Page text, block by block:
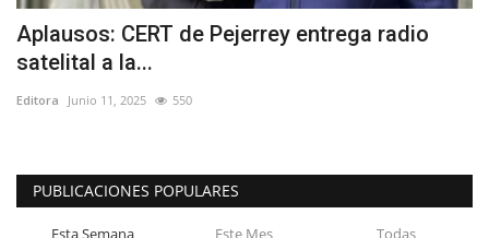
Política
Espectáculos
Aplausos: CERT de Pejerrey entrega radio
satelital a la...
Editora Junio 11, 2025 550
PUBLICACIONES POPULARES
Esta Semana Este Mes Todas